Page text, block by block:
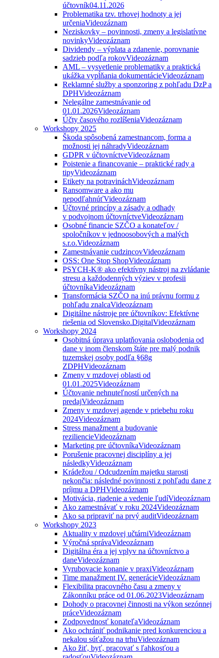
účtovník04.11.2026
Problematika tzv. trhovej hodnoty a jej
určeniaVideozáznam
Neziskovky – povinnosti, zmeny a legislatívne
novinkyVideozáznam
Dividendy – výplata a zdanenie, porovnanie
sadzieb podľa rokovVideozáznam
AML – vysvetlenie problematiky a praktická
ukážka vypĺňania dokumentácieVideozáznam
Reklamné služby a sponzoring z pohľadu DzP a
DPHVideozáznam
Nelegálne zamestnávanie od
01.01.2026Videozáznam
Účty časového rozlíšeniaVideozáznam
Workshopy 2025
Škoda spôsobená zamestnancom, forma a
možnosti jej náhradyVideozáznam
GDPR v účtovníctveVideozáznam
Poistenie a financovanie – praktické rady a
tipyVideozáznam
Etikety na potravináchVideozáznam
Ransomware a ako mu
nepodľahnúťVideozáznam
Účtovné princípy a zásady a odhady
v podvojnom účtovníctveVideozáznam
Osobné financie SZČO a konateľov /
spoločníkov v jednoosobových a malých
s.r.o.Videozáznam
Zamestnávanie cudzincovVideozáznam
OSS: One Stop ShopVideozáznam
PSYCH-K® ako efektívny nástroj na zvládanie
stresu a každodenných výziev v profesii
účtovníkaVideozáznam
Transformácia SZČO na inú právnu formu z
pohľadu znalcaVideozáznam
Digitálne nástroje pre účtovníkov: Efektívne
riešenia od Slovensko.DigitalVideozáznam
Workshopy 2024
Osobitná úprava uplatňovania oslobodenia od
dane v inom členskom štáte pre malý podnik
tuzemskej osoby podľa §68g
ZDPHVideozáznam
Zmeny v mzdovej oblasti od
01.01.2025Videozáznam
Účtovanie nehnuteľností určených na
predajVideozáznam
Zmeny v mzdovej agende v priebehu roku
2024Videozáznam
Stress manažment a budovanie
reziliencieVideozáznam
Marketing pre účtovníkaVideozáznam
Porušenie pracovnej disciplíny a jej
následkyVideozáznam
Krádežou / Odcudzením majetku starosti
nekončia: následné povinnosti z pohľadu dane z
príjmu a DPHVideozáznam
Motivácia, riadenie a vedenie ľudíVideozáznam
Ako zamestnávať v roku 2024Videozáznam
Ako sa pripraviť na prvý auditVideozáznam
Workshopy 2023
Aktuality v mzdovej učtárniVideozáznam
Výročná správaVideozáznam
Digitálna éra a jej vplyv na účtovníctvo a
daneVideozáznam
Vyrubovacie konanie v praxiVideozáznam
Time manažment IV. generácieVideozáznam
Flexibilita pracovného času a zmeny v
Zákonníku práce od 01.06.2023Videozáznam
Dohody o pracovnej činnosti na výkon sezónnej
práceVideozáznam
Zodpovednosť konateľaVideozáznam
Ako ochrániť podnikanie pred konkurenciou a
nekalou súťažou na trhuVideozáznam
Ako žiť, byť, pracovať s ľahkosťou a